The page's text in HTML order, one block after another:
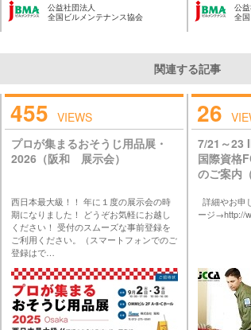
公益社団法人
全国ビルメンテナンス協会
公
全
関連する記事
455 VIEWS
プロが集まるおそうじ用品展・
2026（阪和 展示会）
西日本最大級！！ 年に１度の展示会の時
期になりました！ どうぞお気軽にお越し
ください！ 受付のスムーズな事前登録を
ご利用ください。（スマートフォンでのご
登録はで…
26
7/21～23
国際資格
のご案内
詳細やお申
ージ→http://